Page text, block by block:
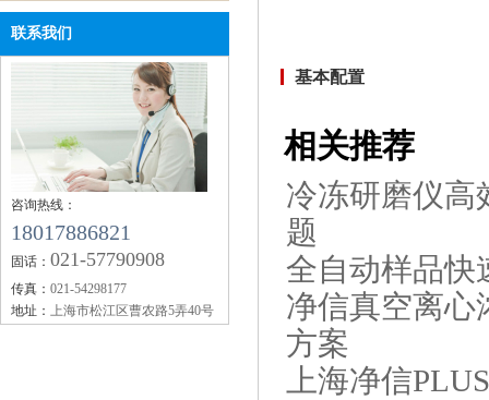
便携式研磨仪 JXMF-06
联系我们
咨询热线：
18017886821
固话： 021-57790908
传真： 021-54298177
地址： 上海市松江区曹农路5弄40号
基本配置
相关推荐
冷冻研磨仪高
题
全自动样品快
净信真空离心
方案
上海净信